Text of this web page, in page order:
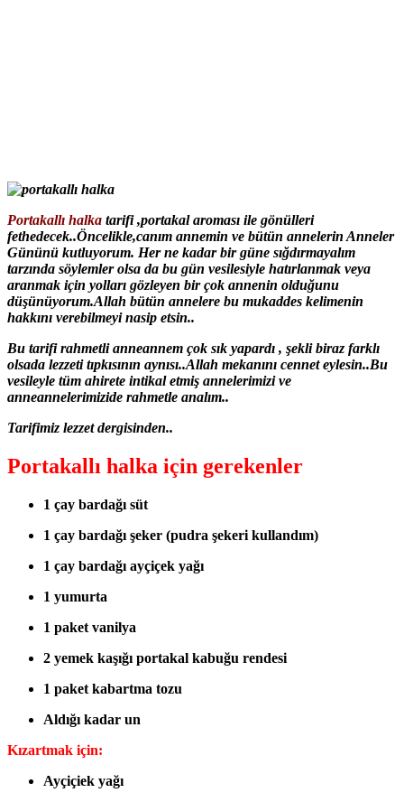
Portakallı halka tarifi ,portakal aroması ile gönülleri
fethedecek..Öncelikle,canım annemin ve bütün annelerin Anneler
Gününü kutluyorum. Her ne kadar bir güne sığdırmayalım
tarzında söylemler olsa da bu gün vesilesiyle hatırlanmak veya
aranmak için yolları gözleyen bir çok annenin olduğunu
düşünüyorum.Allah bütün annelere bu mukaddes kelimenin
hakkını verebilmeyi nasip etsin..
Bu tarifi rahmetli anneannem çok sık yapardı , şekli biraz farklı
olsada lezzeti tıpkısının aynısı..Allah mekanını cennet eylesin..Bu
vesileyle tüm ahirete intikal etmiş annelerimizi ve
anneannelerimizide rahmetle analım..
Tarifimiz lezzet dergisinden..
Portakallı halka için gerekenler
1 çay bardağı süt
1 çay bardağı şeker (pudra şekeri kullandım)
1 çay bardağı ayçiçek yağı
1 yumurta
1 paket vanilya
2 yemek kaşığı portakal kabuğu rendesi
1 paket kabartma tozu
Aldığı kadar un
Kızartmak için:
Ayçiçiek yağı